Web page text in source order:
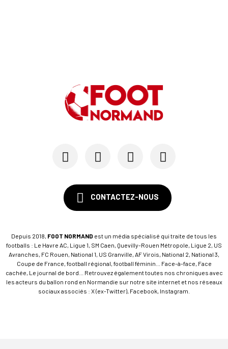
CONTACTEZ-NOUS
Depuis 2018, FOOT NORMAND est un média spécialisé qui traite de tous les
footballs : Le Havre AC, Ligue 1, SM Caen, Quevilly-Rouen Métropole, Ligue 2, US
Avranches, FC Rouen, National 1, US Granville, AF Virois, National 2, National 3,
Coupe de France, football régional, football féminin... Face-à-face, Face
cachée, Le journal de bord... Retrouvez également toutes nos chroniques avec
les acteurs du ballon rond en Normandie sur notre site internet et nos réseaux
sociaux associés : X (ex-Twitter), Facebook, Instagram.